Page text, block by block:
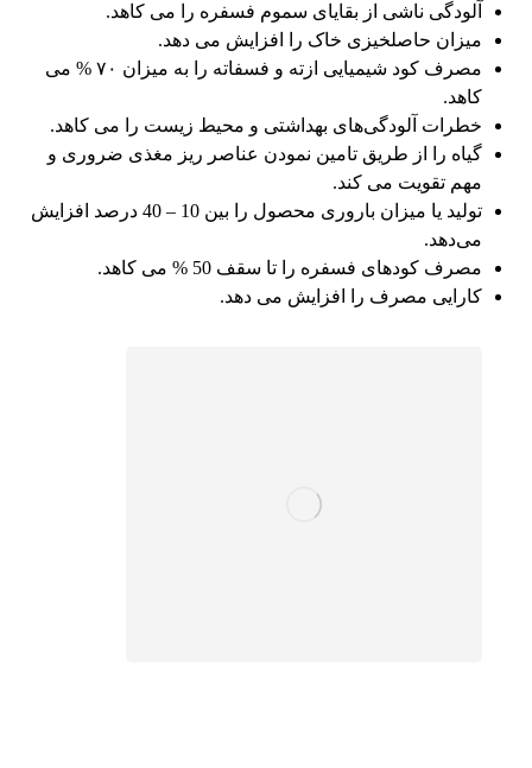
آلودگی ناشی از بقایای سموم فسفره را می کاهد.
میزان حاصلخیزی خاک را افزایش می دهد.
مصرف کود شیمیایی ازته و فسفاته را به میزان ۷۰ % می
کاهد.
خطرات آلودگی‌های بهداشتی و محیط زیست را می کاهد.
گیاه را از طریق تامین نمودن عناصر ریز مغذی ضروری و
مهم تقویت می کند.
تولید یا میزان باروری محصول را بین 10 – 40 درصد افزایش
می‌دهد.
مصرف کودهای فسفره را تا سقف 50 % می کاهد.
کارایی مصرف را افزایش می دهد.